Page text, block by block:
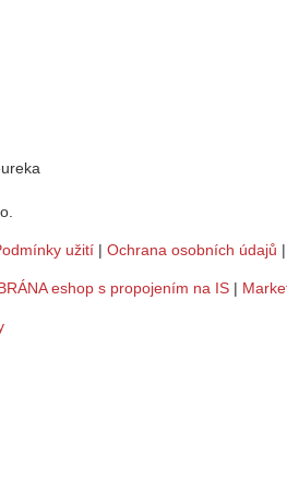
užití | Ochrana osobních údajů
eshop s propojením na IS |